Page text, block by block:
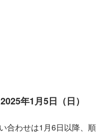
年1月5日（日）
合わせは1月6日以降、順